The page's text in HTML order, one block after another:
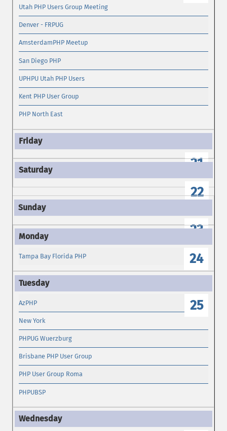
Utah PHP Users Group Meeting
Denver - FRPUG
AmsterdamPHP Meetup
San Diego PHP
UPHPU Utah PHP Users
Kent PHP User Group
PHP North East
21
22
23
24
Tampa Bay Florida PHP
25
AzPHP
New York
PHPUG Wuerzburg
Brisbane PHP User Group
PHP User Group Roma
PHPUBSP